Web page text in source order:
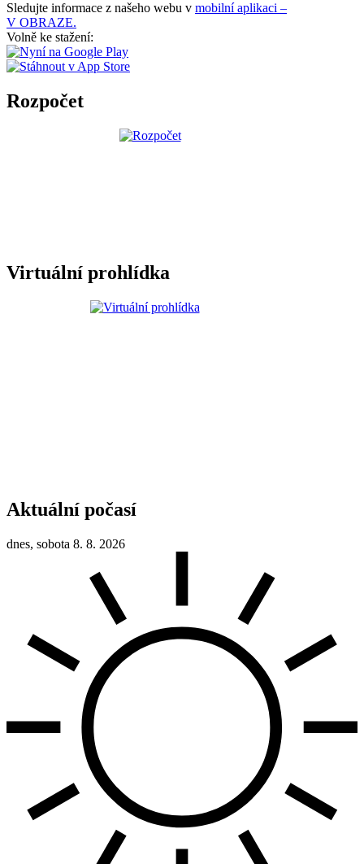
Sledujte informace z našeho webu v mobilní aplikaci –
V OBRAZE.
Volně ke stažení:
Rozpočet
Virtuální prohlídka
Aktuální počasí
dnes, sobota 8. 8. 2026